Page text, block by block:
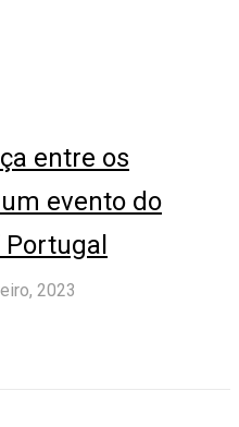
entre os
evento do
Portugal
2023